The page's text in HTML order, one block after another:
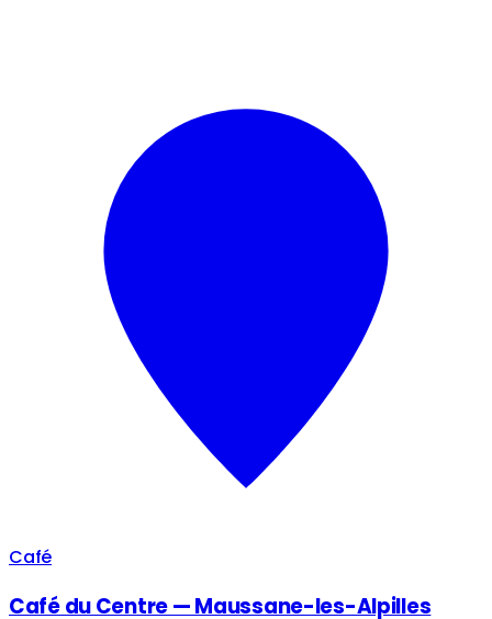
Café
Café du Centre — Maussane-les-Alpilles